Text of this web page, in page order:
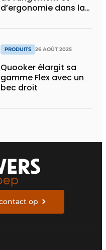
d’ergonomie dans la
PRODUITS 26 AOÛT 2025
Quooker élargit sa
gamme Flex avec un
bec droit
op